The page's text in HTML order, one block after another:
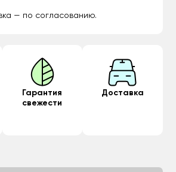
— по согласованию.
Гарантия
свежести
Доставка